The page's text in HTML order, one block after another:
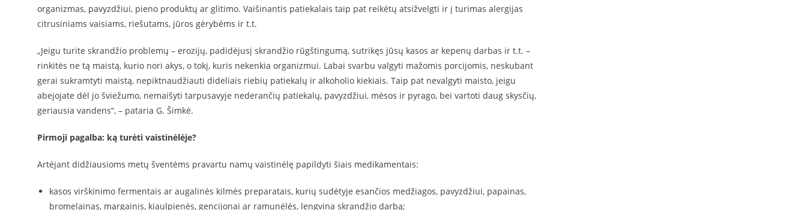
organizmas, pavyzdžiui, pieno produktų ar glitimo. Vaišinantis patiekalais taip pat reikėtų atsižvelgti ir į turimas alergijas
citrusiniams vaisiams, riešutams, jūros gėrybėms ir t.t.
„Jeigu turite skrandžio problemų – erozijų, padidėjusį skrandžio rūgštingumą, sutrikęs jūsų kasos ar kepenų darbas ir t.t. –
rinkitės ne tą maistą, kurio nori akys, o tokį, kuris nekenkia organizmui. Labai svarbu valgyti mažomis porcijomis, neskubant
gerai sukramtyti maistą, nepiktnaudžiauti dideliais riebių patiekalų ir alkoholio kiekiais. Taip pat nevalgyti maisto, jeigu
abejojate dėl jo šviežumo, nemaišyti tarpusavyje nederančių patiekalų, pavyzdžiui, mėsos ir pyrago, bei vartoti daug skysčių,
geriausia vandens“, – pataria G. Šimkė.
Pirmoji pagalba: ką turėti vaistinėlėje?
Artėjant didžiausioms metų šventėms pravartu namų vaistinėlę papildyti šiais medikamentais:
kasos virškinimo fermentais ar augalinės kilmės preparatais, kurių sudėtyje esančios medžiagos, pavyzdžiui, papainas,
bromelainas, margainis, kiaulpienės, gencijonai ar ramunėlės, lengvina skrandžio darbą;